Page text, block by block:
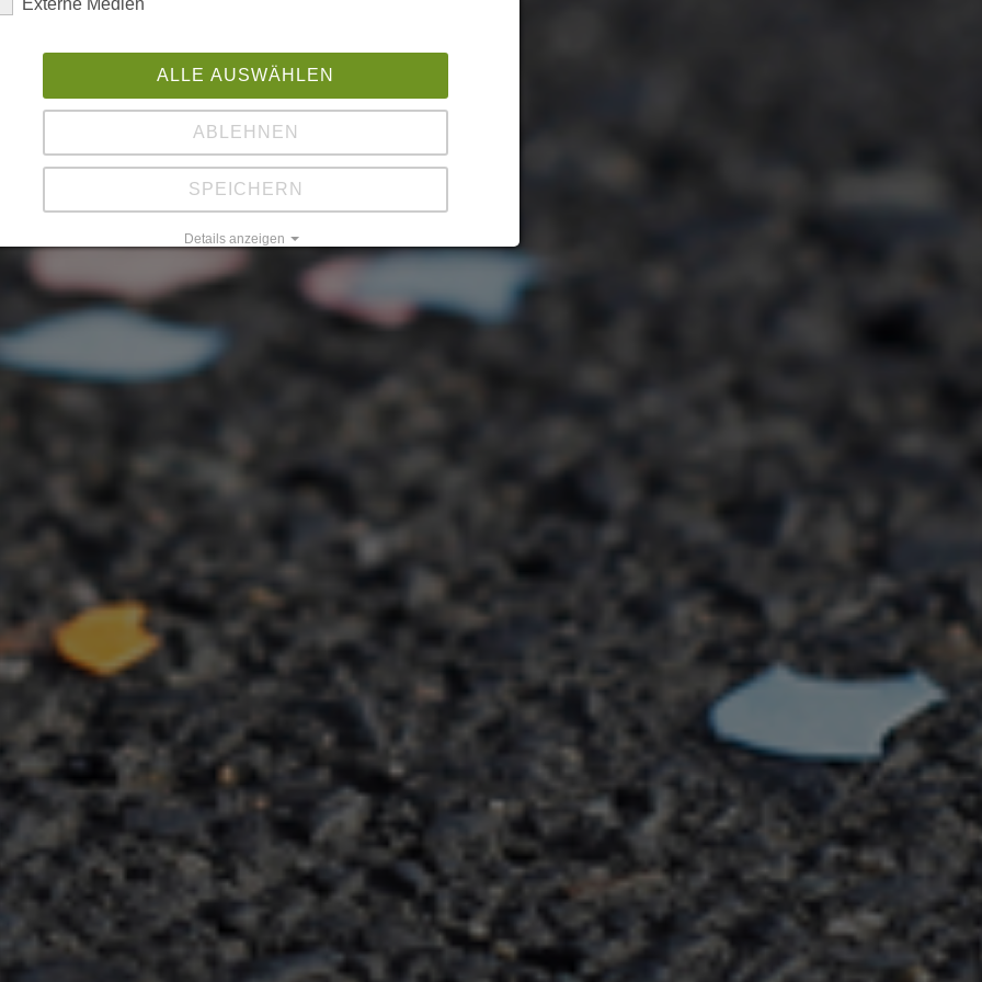
Externe Medien
ALLE AUSWÄHLEN
ABLEHNEN
SPEICHERN
Details anzeigen
Impressum| Datenschutz